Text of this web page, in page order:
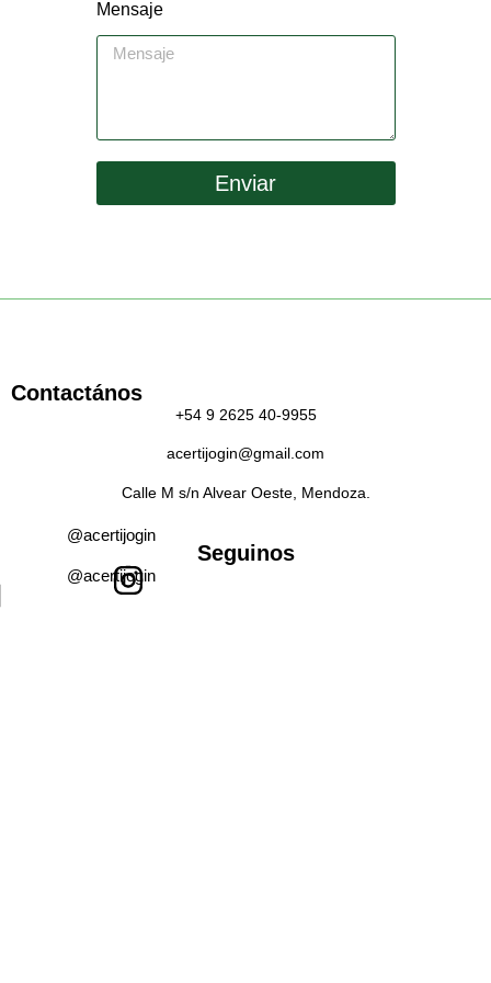
Mensaje
Enviar
Contactános
+54 9 2625 40-9955
acertijogin@gmail.com
Calle M s/n Alvear Oeste, Mendoza.
Seguinos
@acertijogin
@acertijogin